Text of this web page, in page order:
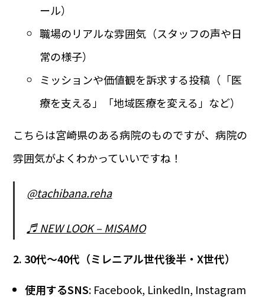
ール）
職場のリアルな雰囲気（スタッフの声や日
常の様子）
ミッションや価値観を訴求する投稿（「医
療を支える」「地域医療を変える」など）
こちらは宮崎県のある病院のものですが、病院の
雰囲気がよくわかっていいですね！
@tachibana.reha
♬ NEW LOOK – MISAMO
2. 30代～40代（ミレニアル世代後半・X世代）
使用するSNS: Facebook, LinkedIn, Instagram